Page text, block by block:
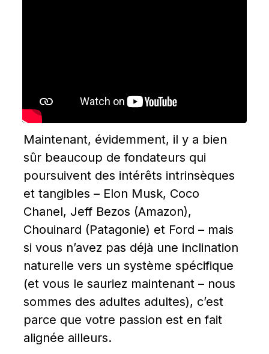
Maintenant, évidemment, il y a bien
sûr beaucoup de fondateurs qui
poursuivent des intérêts intrinsèques
et tangibles – Elon Musk, Coco
Chanel, Jeff Bezos (Amazon),
Chouinard (Patagonie) et Ford – mais
si vous n’avez pas déjà une inclination
naturelle vers un système spécifique
(et vous le sauriez maintenant – nous
sommes des adultes adultes), c’est
parce que votre passion est en fait
alignée ailleurs.